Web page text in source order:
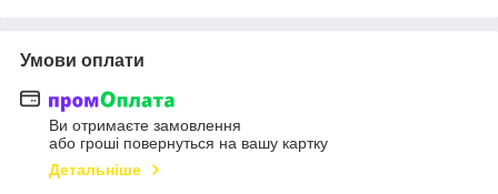
Умови оплати
Ви отримаєте замовлення
або гроші повернуться на вашу картку
Детальніше